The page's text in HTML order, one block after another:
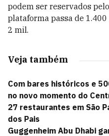
podem ser reservados
plataforma passa de
2 mil.
Veja também
Com bares históricos e
no novo momento do
27 restaurantes em São
dos Pais
Guggenheim Abu Dhabi